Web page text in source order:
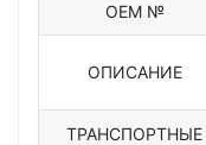
OEM №
ОПИСАНИЕ
ТРАНСПОРТНЫЕ